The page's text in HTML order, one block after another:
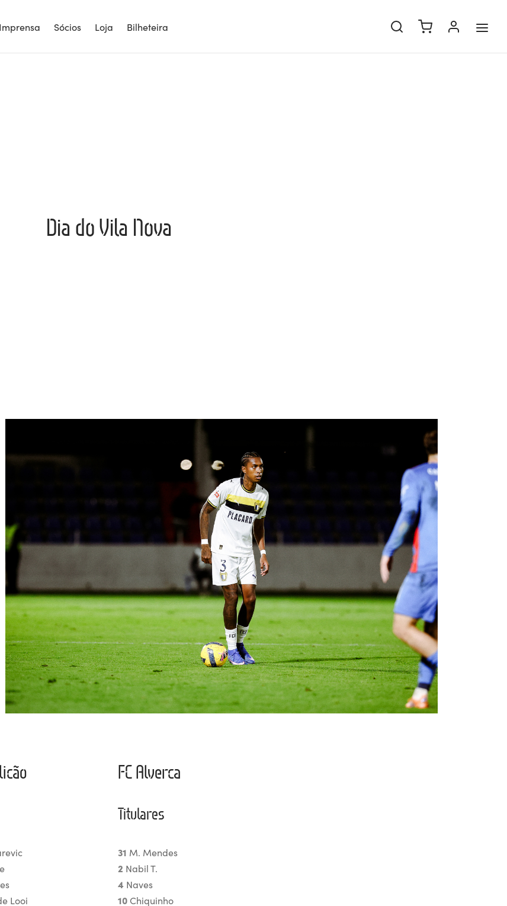
Imprensa Sócios Loja Bilheteira
Dia do Vila Nova
Looi
FC Alverca
Titulares
31 M. Mendes
2 Nabil T.
4 Naves
10Chiquinho